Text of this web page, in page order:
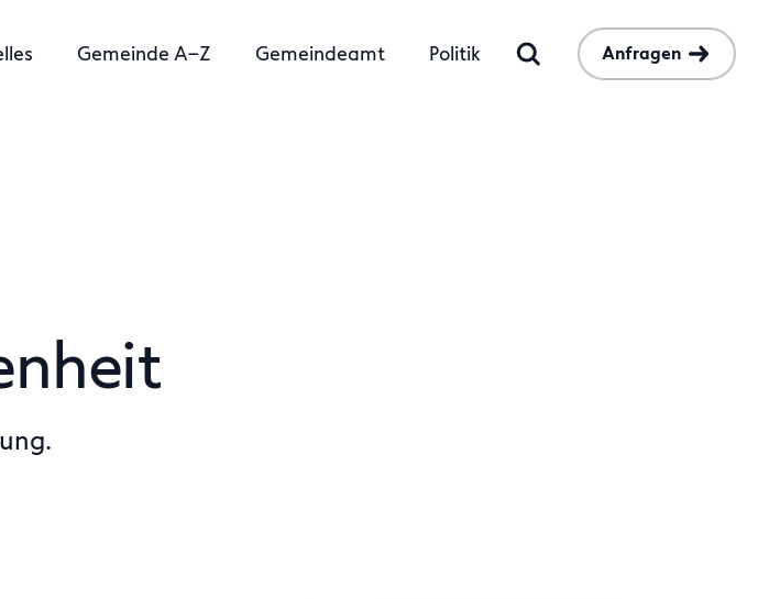
Gemeinde A–Z Gemeindeamt Politik Anfragen